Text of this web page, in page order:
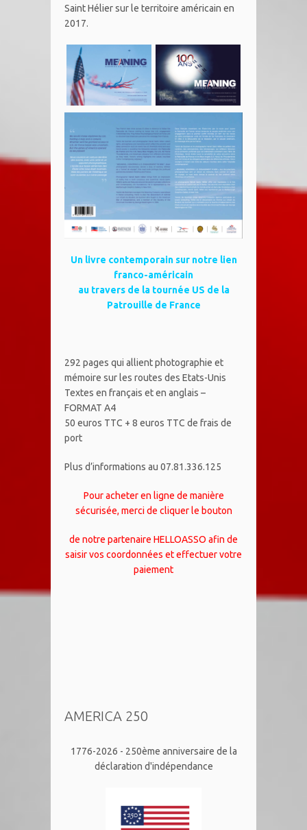
Saint Hélier sur le territoire américain en
2017.
Un livre contemporain sur notre lien
franco-américain
au travers de la tournée US de la
Patrouille de France
292 pages qui allient photographie et
mémoire sur les routes des Etats-Unis
Textes en français et en anglais –
FORMAT A4
50 euros TTC + 8 euros TTC de frais de
port
Plus d’informations au 07.81.336.125
Pour acheter en ligne de manière
sécurisée, merci de cliquer le bouton
de notre partenaire HELLOASSO afin de
saisir vos coordonnées et effectuer votre
paiement
AMERICA 250
1776-2026 - 250ème anniversaire de la
déclaration d'indépendance